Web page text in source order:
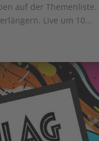
auf der
Live um 10...